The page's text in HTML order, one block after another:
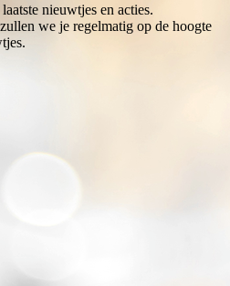
nieuwtjes en acties.
we je regelmatig op de hoogte